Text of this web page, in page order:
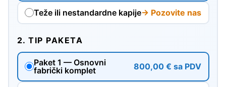
Teže ili nestandardne kapije→ Pozovite nas
2. TIP PAKETA
Paket 1 — Osnovni
fabrički komplet
800,00 € sa PDV